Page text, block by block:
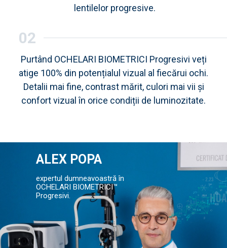
lentilelor progresive.
Purtând OCHELARI BIOMETRICI Progresivi veți
atige 100% din potențialul vizual al fiecărui ochi.
Detalii mai fine, contrast mărit, culori mai vii și
confort vizual în orice condiții de luminozitate.
02
ALEX POPA
expertul dumneavoastră în
OCHELARI BIOMETRICI™
Progresivi.